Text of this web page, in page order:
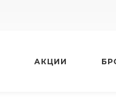
АКЦИИ